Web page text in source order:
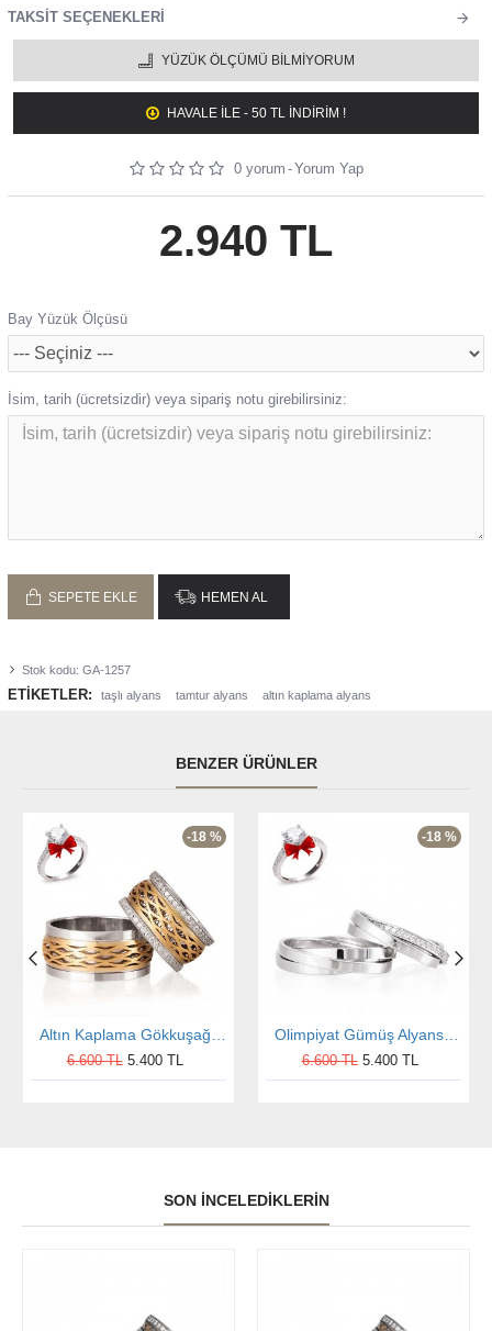
TAKSIT SEÇENEKLERI
YÜZÜK ÖLÇÜMÜ BILMIYORUM
HAVALE ILE - 50 TL İNDİRİM !
Stok kodu: GA-1257
0 yorum -Yorum Yap
2.940 TL
Bay Yüzük Ölçüsü
İsim, tarih (ücretsizdir) veya sipariş notu girebilirsiniz:
SEPETE EKLE HEMEN AL
ETIKETLER: taşlı alyans tamtur alyans altın kaplama alyans
BENZER ÜRÜNLER
-18 %
6.600 TL 5.400 TL
-18 %
6.600 TL 5.400 TL
SON İNCELEDIKLERIN